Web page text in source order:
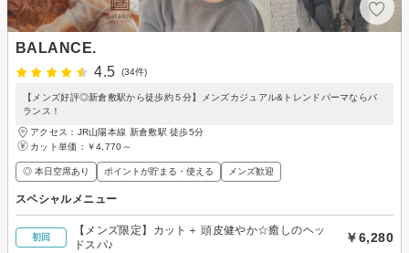
BALANCE.
4.5
(34件)
【メンズ好評◎新倉敷駅から徒歩約５分】メンズカジュアル&トレンドパーマならバ
ランス！
アクセス：JR山陽本線 新倉敷駅 徒歩5分
カット単価： ￥4,770～
◎ 本日空席あり ポイントが貯まる・使える メンズ歓迎
スペシャルメニュー
初回
【メンズ限定】カット＋ 頭皮健やか☆癒しのヘッ
ドスパ♪
￥6,280